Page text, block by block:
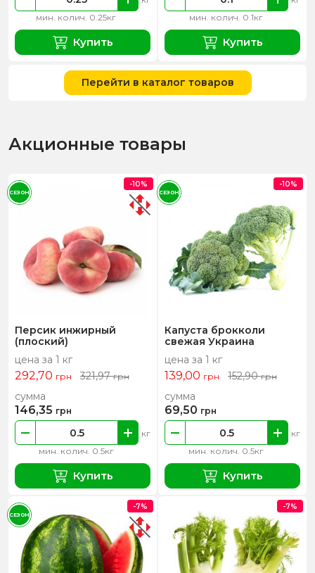
мин. колич. 0.25кг
Купить
мин. колич. 0.1кг
Купить
Перейти в каталог товаров
Акционные товары
Персик инжирный
(плоский)
цена за 1 кг
292,70 грн 321,97грн
мин. колич. 0.5кг
кг
сумма
146,35 грн
Купить
-10%
СЕЗОН
Капуста брокколи
свежая Украина
цена за 1 кг
139,00 грн 152,90грн
мин. колич. 0.5кг
кг
сумма
69,50 грн
Купить
-10%
СЕЗОН
-7%
СЕЗОН
-7%